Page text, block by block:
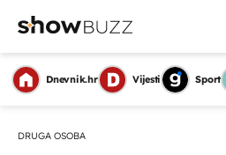
Dnevnik.hr Vijesti Sport
DRUGA OSOBA